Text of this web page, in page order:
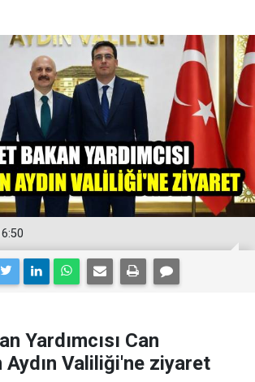
Yardımcısı Can
Aydın Valiliği'ne ziyaret